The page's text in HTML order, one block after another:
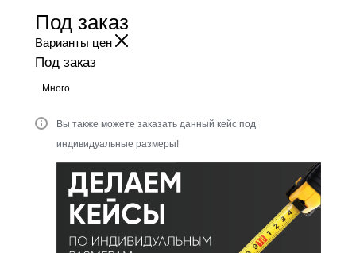
Под заказ
Варианты цен
Под заказ
Много
Вы также можете заказать данный кейс под
индивидуальные размеры!